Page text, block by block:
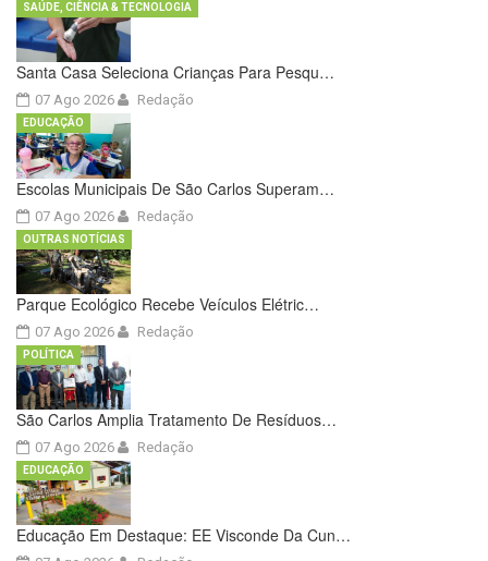
Santa Casa Seleciona Crianças Para Pesqu…
07 Ago 2026
SAÚDE, CIÊNCIA & TECNOLOGIA
Redação
Escolas Municipais De São Carlos Superam…
07 Ago 2026
EDUCAÇÃO
Redação
Parque Ecológico Recebe Veículos Elétric…
07 Ago 2026
OUTRAS NOTÍCIAS
Redação
São Carlos Amplia Tratamento De Resíduos…
07 Ago 2026
POLÍTICA
Redação
Educação Em Destaque: EE Visconde Da Cun…
EDUCAÇÃO